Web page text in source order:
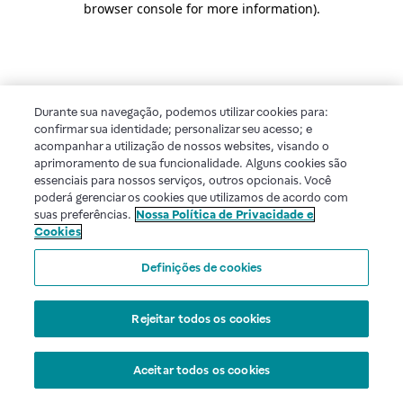
browser console for more information).
Durante sua navegação, podemos utilizar cookies para:
confirmar sua identidade; personalizar seu acesso; e
acompanhar a utilização de nossos websites, visando o
aprimoramento de sua funcionalidade. Alguns cookies são
essenciais para nossos serviços, outros opcionais. Você
poderá gerenciar os cookies que utilizamos de acordo com
suas preferências. Nossa Política de Privacidade e
Cookies
Definições de cookies
Rejeitar todos os cookies
Aceitar todos os cookies